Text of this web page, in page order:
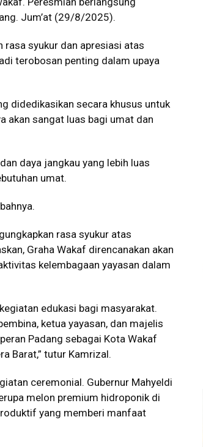
Jum’at (29/8/2025).
rasa syukur dan apresiasi atas
terobosan penting dalam upaya
didedikasikan secara khusus untuk
akan sangat luas bagi umat dan
daya jangkau yang lebih luas
umat.
rasa syukur atas
Graha Wakaf direncanakan akan
kelembagaan yayasan dalam
edukasi bagi masyarakat.
ketua yayasan, dan majelis
Padang sebagai Kota Wakaf
Barat,” tutur Kamrizal.
ceremonial. Gubernur Mahyeldi
melon premium hidroponik di
yang memberi manfaat